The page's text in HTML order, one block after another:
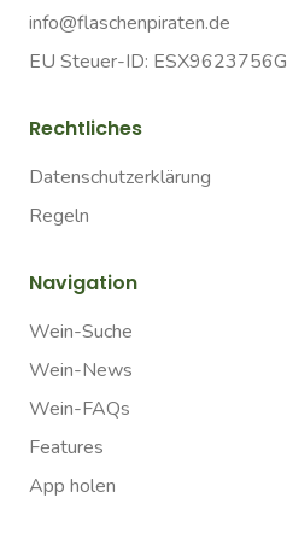
info@flaschenpiraten.de
EU Steuer-ID: ESX9623756G
Rechtliches
Datenschutzerklärung
Regeln
Navigation
Wein-Suche
Wein-News
Wein-FAQs
Features
App holen